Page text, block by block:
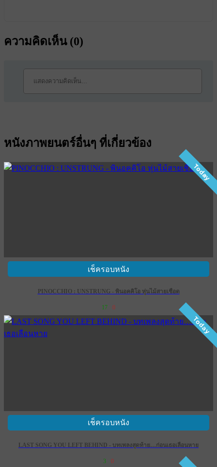
ความคิดเห็น (0)
หนังภาพยนตร์อื่นๆ ที่เกี่ยวข้อง
Today
เช็ครอบหนัง
PINOCCHIO : UNSTRUNG - พินอคคิโอ หุ่นไม้สายเชือด
17 0
Today
เช็ครอบหนัง
LAST SONG YOU LEFT BEHIND - บทเพลงสุดท้าย…ก่อนเธอเลือนหาย
3 0